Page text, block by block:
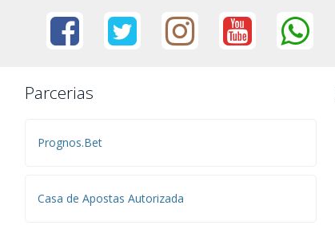
Parcerias
Prognos.Bet
Casa de Apostas Autorizada